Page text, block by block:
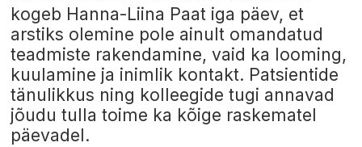
kogeb Hanna-Liina Paat iga päev, et
arstiks olemine pole ainult omandatud
teadmiste rakendamine, vaid ka looming,
kuulamine ja inimlik kontakt. Patsientide
tänulikkus ning kolleegide tugi annavad
jõudu tulla toime ka kõige raskematel
päevadel.